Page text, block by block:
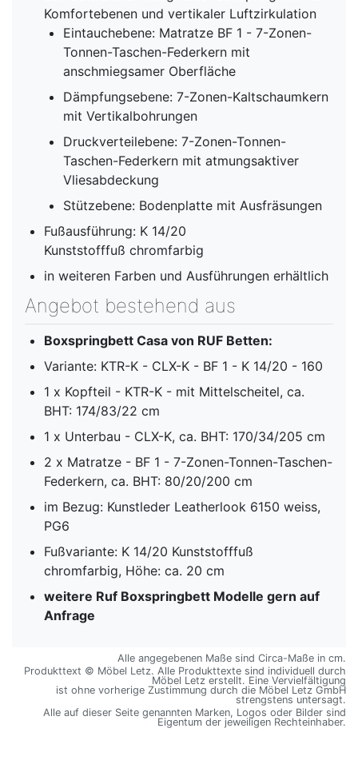
Komfortebenen und vertikaler Luftzirkulation
Eintauchebene: Matratze BF 1 - 7-Zonen-
Tonnen-Taschen-Federkern mit
anschmiegsamer Oberfläche
Dämpfungsebene: 7-Zonen-Kaltschaumkern
mit Vertikalbohrungen
Druckverteilebene: 7-Zonen-Tonnen-
Taschen-Federkern mit atmungsaktiver
Vliesabdeckung
Stützebene: Bodenplatte mit Ausfräsungen
Fußausführung: K 14/20
Kunststofffuß chromfarbig
in weiteren Farben und Ausführungen erhältlich
Angebot bestehend aus
Boxspringbett Casa von RUF Betten:
Variante: KTR-K - CLX-K - BF 1 - K 14/20 - 160
1 x Kopfteil - KTR-K - mit Mittelscheitel, ca.
BHT: 174/83/22 cm
1 x Unterbau - CLX-K, ca. BHT: 170/34/205 cm
2 x Matratze - BF 1 - 7-Zonen-Tonnen-Taschen-
Federkern, ca. BHT: 80/20/200 cm
im Bezug: Kunstleder Leatherlook 6150 weiss,
PG6
Fußvariante: K 14/20 Kunststofffuß
chromfarbig, Höhe: ca. 20 cm
weitere Ruf Boxspringbett Modelle gern auf
Anfrage
Alle angegebenen Maße sind Circa-Maße in cm.
Produkttext © Möbel Letz. Alle Produkttexte sind individuell durch
Möbel Letz erstellt. Eine Vervielfältigung
ist ohne vorherige Zustimmung durch die Möbel Letz GmbH
strengstens untersagt.
Alle auf dieser Seite genannten Marken, Logos oder Bilder sind
Eigentum der jeweiligen Rechteinhaber.